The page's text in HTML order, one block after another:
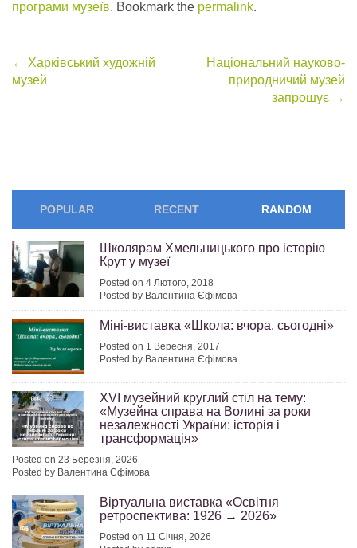
програми музеїв. Bookmark the permalink.
Post
← Харківський художній
музей
Національний науково-
природничий музей
запрошує →
POPULAR RECENT RANDOM
Школярам Хмельницького про історію
Крут у музеї
Posted on 4 Лютого, 2018
Posted by Валентина Єфімова
Міні-виставка «Школа: вчора, сьогодні»
Posted on 1 Вересня, 2017
Posted by Валентина Єфімова
ХVІ музейний круглий стіл на тему:
«Музейна справа на Волині за роки
незалежності України: історія і
трансформація»
Posted on 23 Березня, 2026
Posted by Валентина Єфімова
Віртуальна виставка «Освітня
ретроспектива: 1926 → 2026»
Posted on 11 Січня, 2026